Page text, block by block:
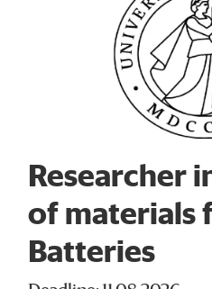
Researcher
of materials
Batteries